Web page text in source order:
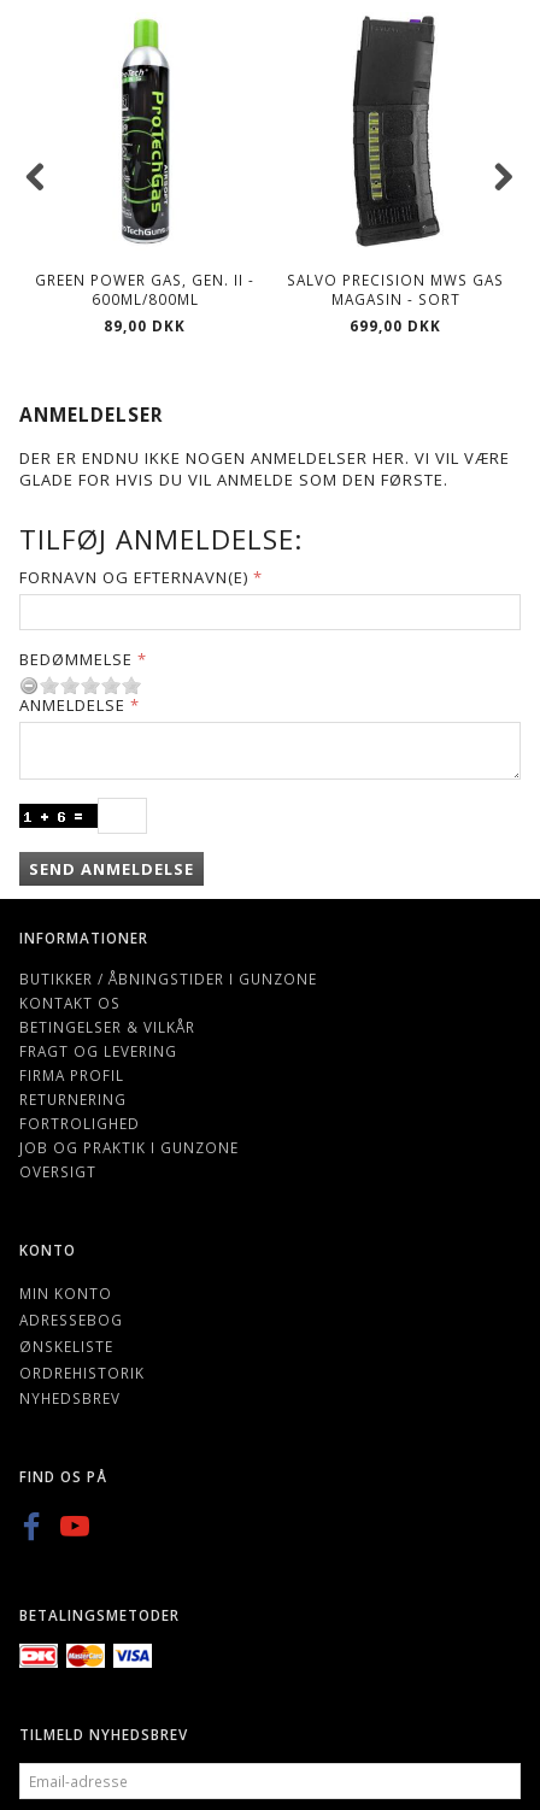
GREEN POWER GAS, GEN. II -
600ML/800ML
89,00 DKK
SALVO PRECISION MWS GAS
MAGASIN - SORT
699,00 DKK
ANMELDELSER
DER ER ENDNU IKKE NOGEN ANMELDELSER HER. VI VIL VÆRE
GLADE FOR HVIS DU VIL ANMELDE SOM DEN FØRSTE.
TILFØJ ANMELDELSE:
FORNAVN OG EFTERNAVN(E)
BEDØMMELSE
ANMELDELSE
SEND ANMELDELSE
INFORMATIONER
BUTIKKER / ÅBNINGSTIDER I GUNZONE
KONTAKT OS
BETINGELSER & VILKÅR
FRAGT OG LEVERING
FIRMA PROFIL
RETURNERING
FORTROLIGHED
JOB OG PRAKTIK I GUNZONE
OVERSIGT
KONTO
MIN KONTO
ADRESSEBOG
ØNSKELISTE
ORDREHISTORIK
NYHEDSBREV
FIND OS PÅ
BETALINGSMETODER
TILMELD NYHEDSBREV
EMAIL-
ADRESSE